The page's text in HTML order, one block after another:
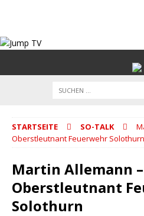
STARTSEITE SO-TALK
Oberstleutnant Feuerwehr Solothurn
Martin Allemann –
Oberstleutnant
Solothurn